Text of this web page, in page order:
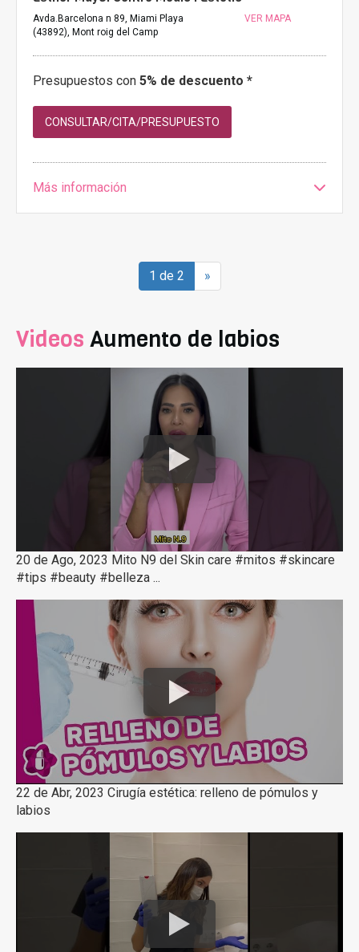
Avda.Barcelona n 89, Miami Playa
(43892), Mont roig del Camp
VER MAPA
Presupuestos con 5% de descuento *
CONSULTAR/CITA/PRESUPUESTO
Más información
1 de 2 »
Videos Aumento de labios
20 de Ago, 2023 Mito N9 del Skin care #mitos #skincare
#tips #beauty #belleza ...
22 de Abr, 2023 Cirugía estética: relleno de pómulos y
labios